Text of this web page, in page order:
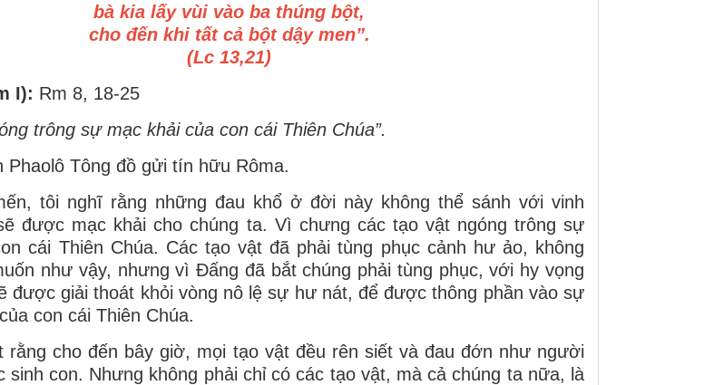
bà kia lấy vùi vào ba thúng bột,
cho đến khi tất cả bột dậy men”.
(Lc 13,21)
I): Rm 8, 18-25
trông sự mạc khải của con cái Thiên Chúa”.
Phaolô Tông đồ gửi tín hữu Rôma.
tôi nghĩ rằng những đau khổ ở đời này không thể sánh với vinh
được mạc khải cho chúng ta. Vì chưng các tạo vật ngóng trông sự
cái Thiên Chúa. Các tạo vật đã phải tùng phục cảnh hư ảo, không
như vậy, nhưng vì Ðấng đã bắt chúng phải tùng phục, với hy vọng
được giải thoát khỏi vòng nô lệ sự hư nát, để được thông phần vào sự
con cái Thiên Chúa.
rằng cho đến bây giờ, mọi tạo vật đều rên siết và đau đớn như người
sinh con. Nhưng không phải chỉ có các tạo vật, mà cả chúng ta nữa, là